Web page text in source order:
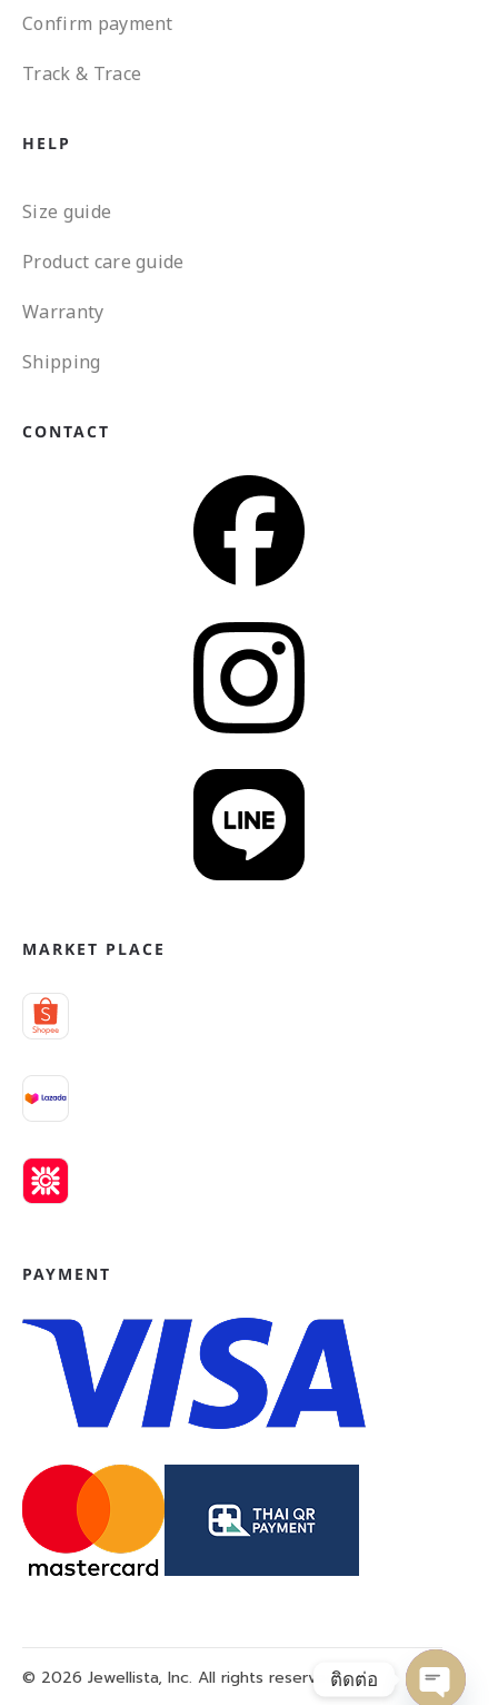
Confirm payment
Track & Trace
HELP
Size guide
Product care guide
Warranty
Shipping
CONTACT
MARKET PLACE
PAYMENT
© 2026 Jewellista, Inc. All rights reserved.ติดต่อ